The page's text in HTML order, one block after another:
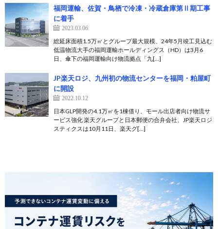
福岡運輸、佐賀・鳥栖で冷凍・冷蔵倉庫第Ⅱ期工事
に着手
2023.03.06
総延床面積1.5万㎡とグループ最大規模、24年5月竣工見込む
低温物流大手の福岡運輸ホールディングス（HD）は3月6
日、傘下の福岡運輸向け物流拠点「九[…]
JP楽天ロジ、九州初の物流センターを福岡・粕屋町
に開設
2022.10.12
日本GLP開発の4.1万㎡を1棟借り、モール出店者向け物流サ
ービス強化 楽天グループと日本郵便の合弁会社、JP楽天ロジ
スティクスは10月11日、楽天グ[…]